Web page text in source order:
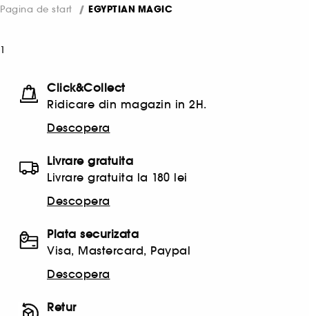
Pagina de start EGYPTIAN MAGIC
1
Click&Collect
Ridicare din magazin in 2H.
Descopera
Livrare gratuita
Livrare gratuita la 180 lei
Descopera
Plata securizata
Visa, Mastercard, Paypal
Descopera
Retur